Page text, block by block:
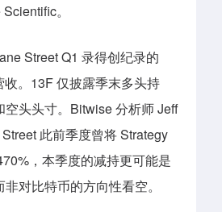
。
Street Q1 录得创纪录的
。13F 仅披露季末多头持
空头头寸。Bitwise 分析师 Jeff
此前季度曾将 Strategy
，本季度的减持更可能是
对比特币的方向性看空。